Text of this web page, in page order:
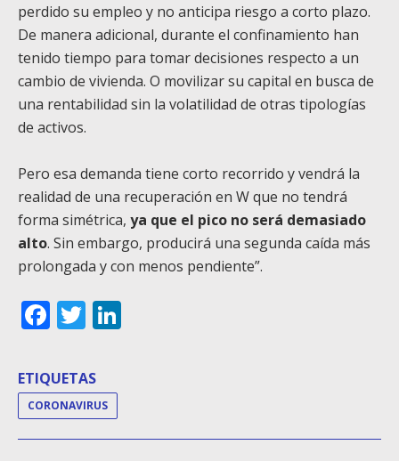
perdido su empleo y no anticipa riesgo a corto plazo.
De manera adicional, durante el confinamiento han
tenido tiempo para tomar decisiones respecto a un
cambio de vivienda. O movilizar su capital en busca de
una rentabilidad sin la volatilidad de otras tipologías
de activos.
Pero esa demanda tiene corto recorrido y vendrá la
realidad de una recuperación en W que no tendrá
forma simétrica, ya que el pico no será demasiado
alto. Sin embargo, producirá una segunda caída más
prolongada y con menos pendiente”.
Facebook
Twitter
ETIQUETAS
CORONAVIRUS